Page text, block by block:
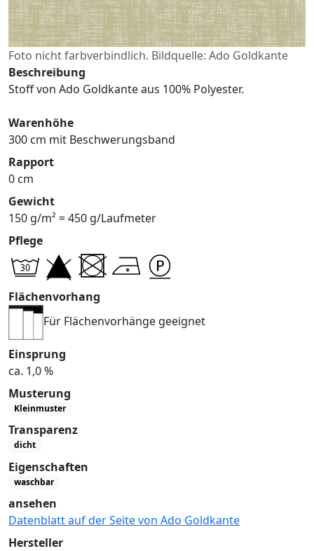
Foto nicht farbverbindlich. Bildquelle: Ado Goldkante
Beschreibung
Stoff von Ado Goldkante aus 100% Polyester.
Warenhöhe
300 cm mit Beschwerungsband
Rapport
0 cm
Gewicht
150 g/m² = 450 g/Laufmeter
Pflege
Flächenvorhang
Für Flächenvorhänge geeignet
Einsprung
ca. 1,0 %
Musterung
Kleinmuster
Transparenz
dicht
Eigenschaften
waschbar
ansehen
Datenblatt auf der Seite von Ado Goldkante
Hersteller